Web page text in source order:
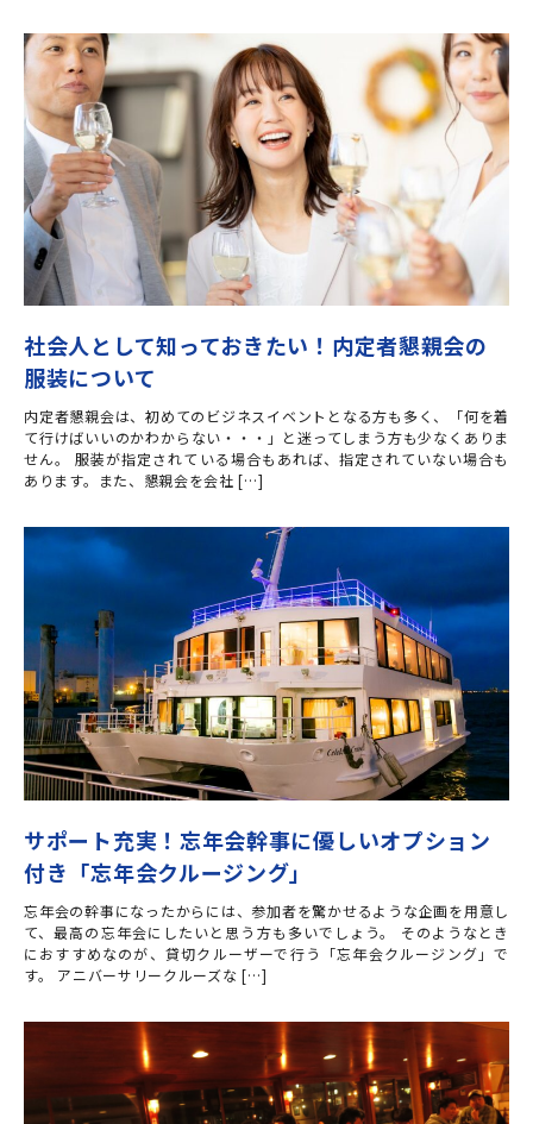
社会人として知っておきたい！内定者懇親会の
服装について
内定者懇親会は、初めてのビジネスイベントとなる方も多く、「何を着
て行けばいいのかわからない・・・」と迷ってしまう方も少なくありま
せん。 服装が指定されている場合もあれば、指定されていない場合も
あります。また、懇親会を会社 […]
サポート充実！忘年会幹事に優しいオプション
付き「忘年会クルージング」
忘年会の幹事になったからには、参加者を驚かせるような企画を用意し
て、最高の忘年会にしたいと思う方も多いでしょう。 そのようなとき
におすすめなのが、貸切クルーザーで行う「忘年会クルージング」で
す。 アニバーサリークルーズな […]